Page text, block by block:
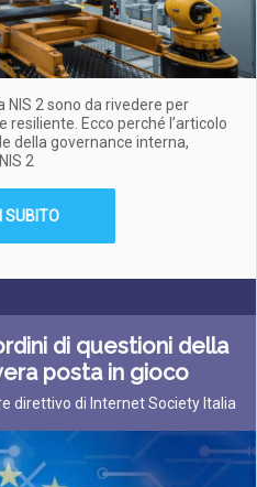
2 sono da rivedere per
Ecco perché l’articolo
della governance interna,
2
SUBITO
di questioni della
posta in gioco
direttivo di Internet Society Italia